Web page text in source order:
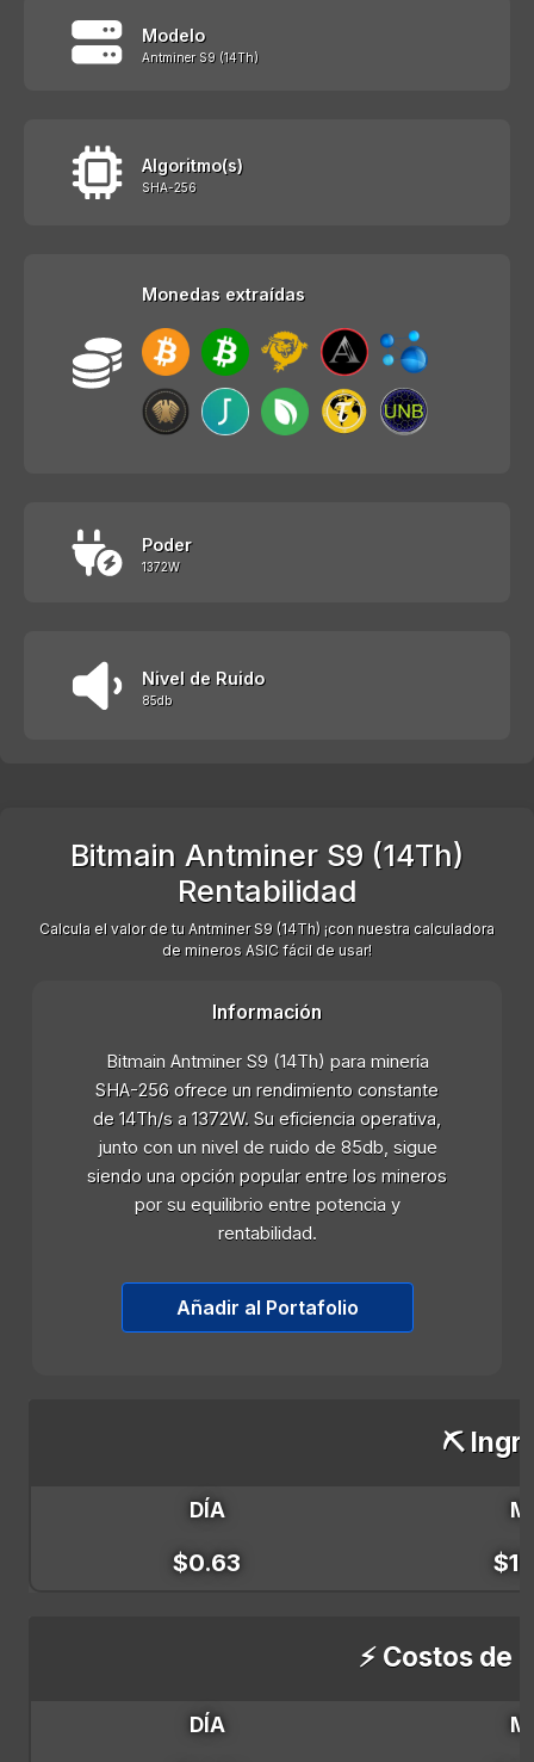
Modelo
Antminer S9 (14Th)
Algoritmo(s)
SHA-256
Monedas extraídas
Poder
1372W
Nivel de Ruido
85db
Bitmain Antminer S9 (14Th)
Rentabilidad
Calcula el valor de tu Antminer S9 (14Th) ¡con nuestra calculadora
de mineros ASIC fácil de usar!
Información
Bitmain Antminer S9 (14Th) para minería
SHA-256 ofrece un rendimiento constante
de 14Th/s a 1372W. Su eficiencia operativa,
junto con un nivel de ruido de 85db, sigue
siendo una opción popular entre los mineros
por su equilibrio entre potencia y
rentabilidad.
Añadir al Portafolio
⛏️
DÍA
$0.63
⚡ Costos de
DÍA